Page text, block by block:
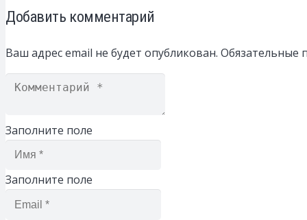
Добавить комментарий
Ваш адрес email не будет опубликован. Обязательные
Заполните поле
Заполните поле